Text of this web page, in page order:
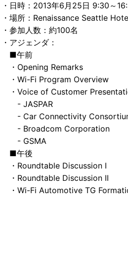
・日時：2013年6月25日 9:30～
・場所：Renaissance Seattle
・参加人数：約100名
・アジェンダ：
■午前
・Opening Remarks
・Wi-Fi Program Overview
・Voice of Customer
- JASPAR
- Car Connectivity
- Broadcom Corporation
- GSMA
■午後
・Roundtable Discussion I
・Roundtable Discussion II
・Wi-Fi Automotive TG